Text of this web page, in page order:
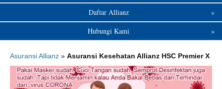
Daftar Allianz
»
Hubungi Kami
»
Asuransi Allianz » Asuransi Kesehatan Allianz HSC Premier X